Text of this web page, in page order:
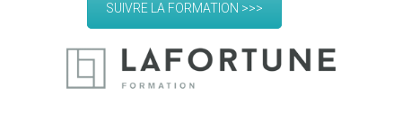
SUIVRE LA FORMATION >>>